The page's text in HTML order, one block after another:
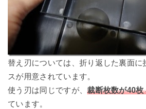
替え刃については、折り返した裏面に
スが用意されています。
使う刃は同じですが、裁断枚数が40
ています。